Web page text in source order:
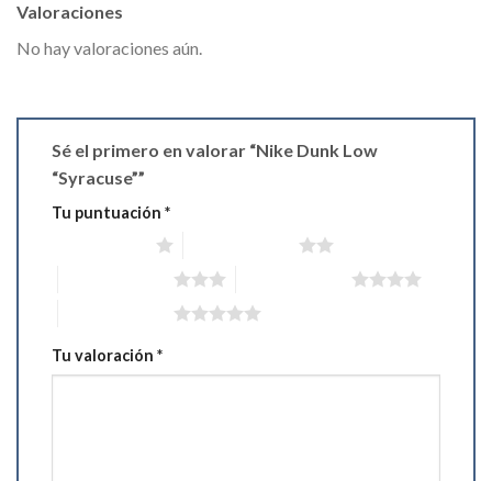
Valoraciones
No hay valoraciones aún.
Sé el primero en valorar “Nike Dunk Low
“Syracuse””
Tu puntuación *
Tu valoración *